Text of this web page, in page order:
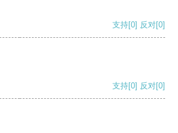
支持[0] 反对[0]
支持[0] 反对[0]